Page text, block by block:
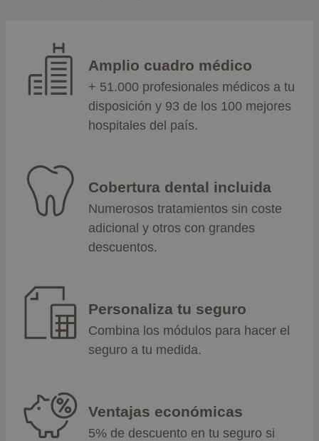
Amplio cuadro médico
+ 51.000 profesionales médicos a tu
disposición y 93 de los 100 mejores
hospitales del país.
Cobertura dental incluida
Numerosos tratamientos sin coste
adicional y otros con grandes
descuentos.
Personaliza tu seguro
Combina los módulos para hacer el
seguro a tu medida.
Ventajas económicas
5% de descuento en tu seguro si